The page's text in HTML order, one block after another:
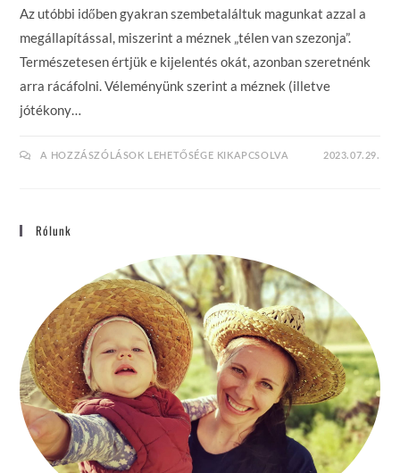
Az utóbbi időben gyakran szembetaláltuk magunkat azzal a
megállapítással, miszerint a méznek „télen van szezonja”.
Természetesen értjük e kijelentés okát, azonban szeretnénk
arra rácáfolni. Véleményünk szerint a méznek (illetve
jótékony…
FOGYASSZ
BEJEGYZÉSHEZ
A HOZZÁSZÓLÁSOK LEHETŐSÉGE KIKAPCSOLVA 2023.07.29.
Rólunk